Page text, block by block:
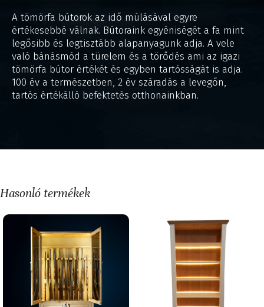
A tömörfa bútorok az idő múlásával egyre
értékesebbé válnak. Bútoraink egyéniségét a fa mint
legősibb és legtisztább alapanyagunk adja. A vele
való bánásmód a türelem és a törődés ami az igazi
tömörfa bútor értékét és egyben tartósságát is adja.
100 év a természetben, 2 év száradás a levegőn,
tartós értékálló befektetés otthonainkban.
Hasonló termékek